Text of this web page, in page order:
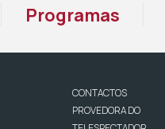
Programas
CONTACTOS
PROVEDORA DO